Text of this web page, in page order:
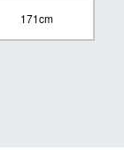
171cm